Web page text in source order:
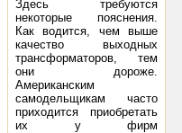
Здесь требуются
некоторые пояснения.
Как водится, чем выше
качество выходных
трансформаторов, тем
они дороже.
Американским
самодельщикам часто
приходится приобретать
их у фирм